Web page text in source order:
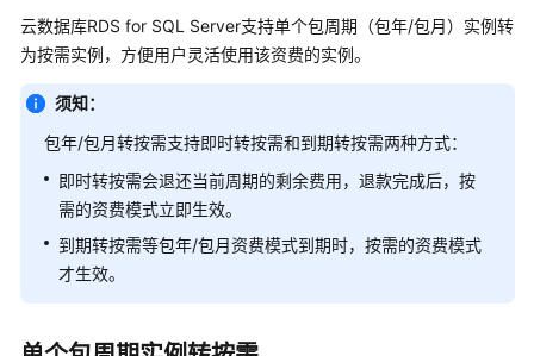
态
服
务
告
绍
计
云数据库RDS for SQL Server支持单个包周期（包年/包月）实例转
为按需实例，方便用户灵活使用该资费的实例。
须知：
包年/包月转按需支持即时转按需和到期转按需两种方式：
即时转按需会退还当前周期的剩余费用，退款完成后，按
需的资费模式立即生效。
到期转按需等包年/包月资费模式到期时，按需的资费模式
才生效。